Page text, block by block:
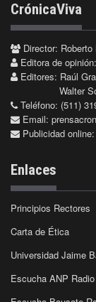
CrónicaViva
Director:
Editora de
Editores: Raúl
Walter
Teléfono: (511)
Email:
Publicidad online:
Enlaces
Principios Rectores
Carta de Ética
Universidad Jaime
Escucha ANP Radio